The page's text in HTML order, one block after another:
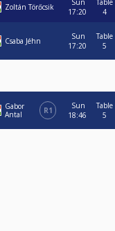
Zoltán Törőcsik
Sun
17:20
Table
4
Csaba Jéhn
Sun
17:20
Table
5
Gabor
Antal
R1
Sun
18:46
Table
5